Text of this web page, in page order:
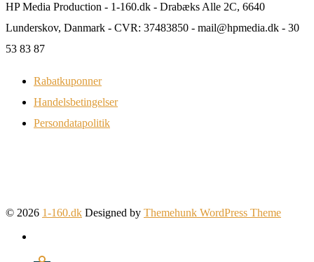
HP Media Production - 1-160.dk - Drabæks Alle 2C, 6640
Lunderskov, Danmark - CVR: 37483850 - mail@hpmedia.dk - 30
53 83 87
Rabatkuponner
Handelsbetingelser
Persondatapolitik
© 2026 1-160.dk Designed by Themehunk WordPress Theme